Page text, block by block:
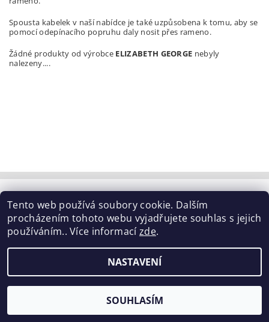
Spousta kabelek v naší nabídce je také uzpůsobena k tomu, aby se
pomocí odepínacího popruhu daly nosit přes rameno.
Žádné produkty od výrobce ELIZABETH GEORGE nebyly
nalezeny....
Tabulka velikostí | Doprava a Platba | Blog
Podmínky ochrany osobních údajů | Obchodní podmínky
Výměna / vrácení zboží
ELISEN, všechna práva vyhrazena
Vytvořil Shoptet
Tento web používá soubory cookie. Dalším
procházením tohoto webu vyjadřujete souhlas s jejich
používáním.. Více informacízde.
NASTAVENÍ
SOUHLASÍM